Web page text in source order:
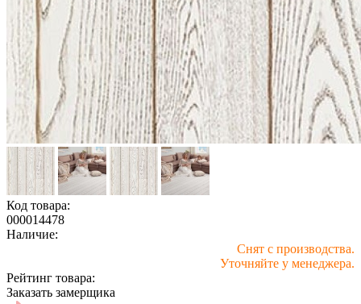
Код товара:
000014478
Наличие:
Снят с производства.
Уточняйте у менеджера.
Рейтинг товара:
Заказать замерщика